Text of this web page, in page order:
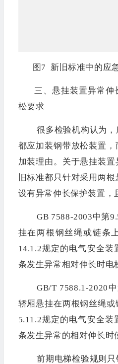
图7 新旧标准中的应
三、悬挂装置异常伸
松要求
很多检验机构认为，
都应加装钢带放松装置
加装理由。关于悬挂装
旧标准都只针对采用两
设有异常伸长保护装置，
GB 7588-2003中第
挂在两根钢丝绳或链条
14.1.2规定的电气安全
条发生异常相对伸长时电
GB/T 7588.1-2020
轿厢悬挂在两根钢丝绳
5.11.2规定的电气安全
条发生异常的相对伸长时
前期电梯检验规则